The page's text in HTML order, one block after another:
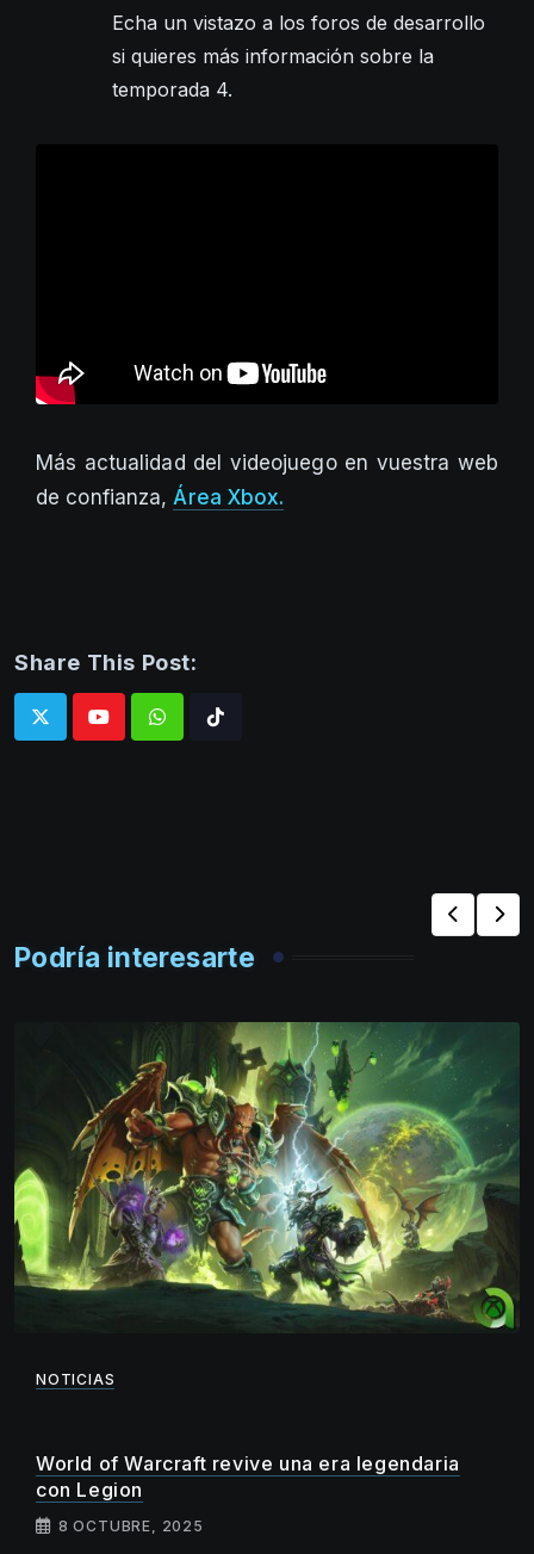
Echa un vistazo a los foros de desarrollo
si quieres más información sobre la
temporada 4.
Más actualidad del videojuego en vuestra web
de confianza,Área Xbox.
Share This Post:
WhatsappTiktok
Podría interesarte
NOTICIAS
World of Warcraft revive una era legendaria
con Legion
8 OCTUBRE, 2025